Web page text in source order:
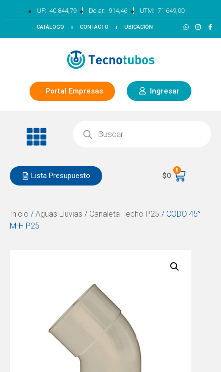
UF: 40.844,79 | Dólar: 914,46 | UTM: 71.649,00
CATÁLOGO CONTACTO UBICACIÓN
Portal Empresas Ingresar
Lista Presupuesto $0
0
Inicio / Aguas Lluvias / Canaleta Techo P25 / CODO 45°
M-H P25